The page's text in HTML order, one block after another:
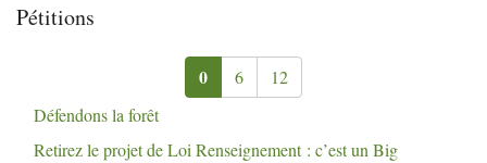
Pétitions
0 6
12
Défendons la forêt
Retirez le projet de Loi Renseignement : c’est un Big